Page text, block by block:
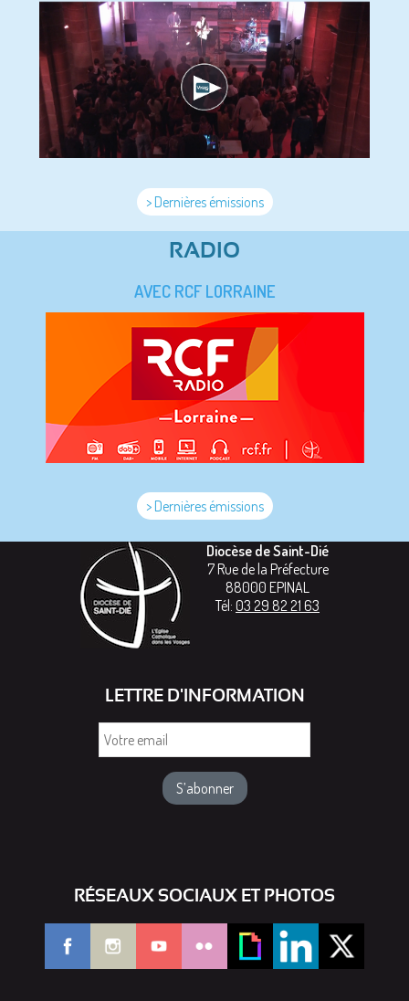
> Dernières émissions
RADIO
AVEC RCF LORRAINE
> Dernières émissions
Diocèse de Saint-Dié
7 Rue de la Préfecture
88000 EPINAL
Tél: 03 29 82 21 63
LETTRE D'INFORMATION
RÉSEAUX SOCIAUX ET PHOTOS